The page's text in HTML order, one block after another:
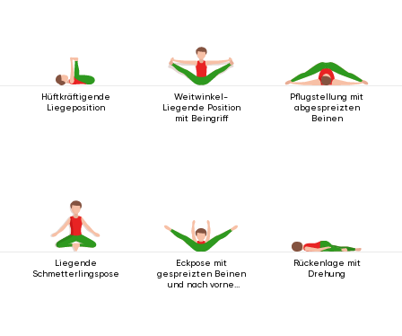
Hüftkräftigende
Liegeposition
Weitwinkel-
Liegende Position
mit Beingriff
Pflugstellung mit
abgespreizten
Beinen
Liegende
Schmetterlingspose
Eckpose mit
gespreizten Beinen
und nach vorne
Rückenlage mit
Drehung